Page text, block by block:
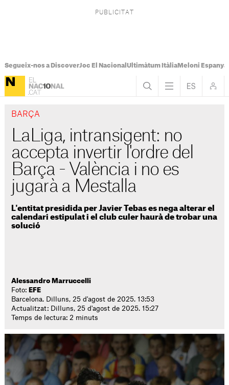
Segueix-nos a DiscoverJoc El Nacional Ultimàtum ItàliaMeloni Espanya
BARÇA
LaLiga, intransigent: no
accepta invertir l'ordre del
Barça - València i no es
jugarà a Mestalla
L'entitat presidida per Javier Tebas es nega alterar el
calendari estipulat i el club culer haurà de trobar una
solució
Alessandro Marruccelli
Foto: EFE
Barcelona. Dilluns, 25 d'agost de 2025. 13:53
Actualitzat: Dilluns, 25 d'agost de 2025. 15:27
Temps de lectura: 2 minuts